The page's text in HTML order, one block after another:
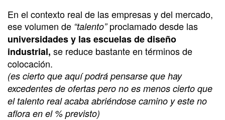
En el contexto real de las empresas y del mercado,
ese volumen de “talento”proclamado desde las
universidades y las escuelas de diseño
industrial, se reduce bastante en términos de
colocación.
(es cierto que aquí podrá pensarse que hay
excedentes de ofertas pero no es menos cierto que
el talento real acaba abriéndose camino y este no
aflora en el % previsto)